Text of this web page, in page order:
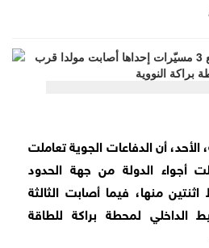
الأحد، أن الدفاعات الجوية تعاملت
أجواء الدولة من جهة الحدود
منها، فيما أصابت الثالثة
الداخلي لمحطة براكة للطاقة